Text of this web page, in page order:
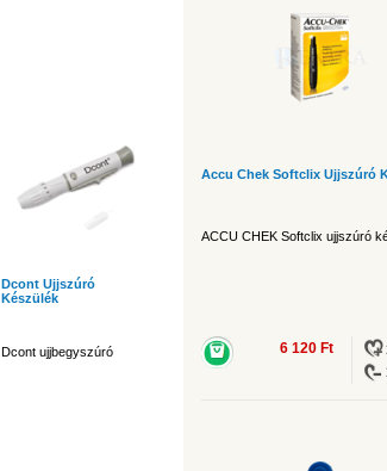
Dcont Ujjszúró
Készülék
Dcont ujjbegyszúró
Accu Chek Softclix Ujjszúró
ACCU CHEK Softclix ujjszúró
6 120 Ft